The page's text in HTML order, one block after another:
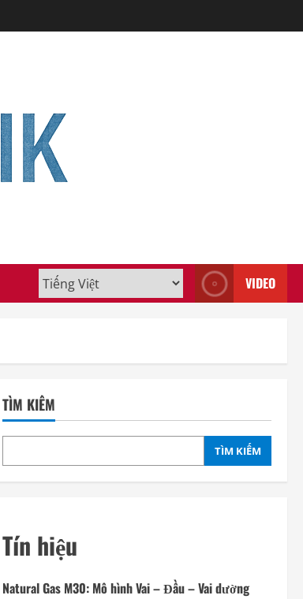
VIDEO
TÌM KIẾM
TÌM KIẾM
Tín hiệu
Natural Gas M30: Mô hình Vai – Đầu – Vai dường